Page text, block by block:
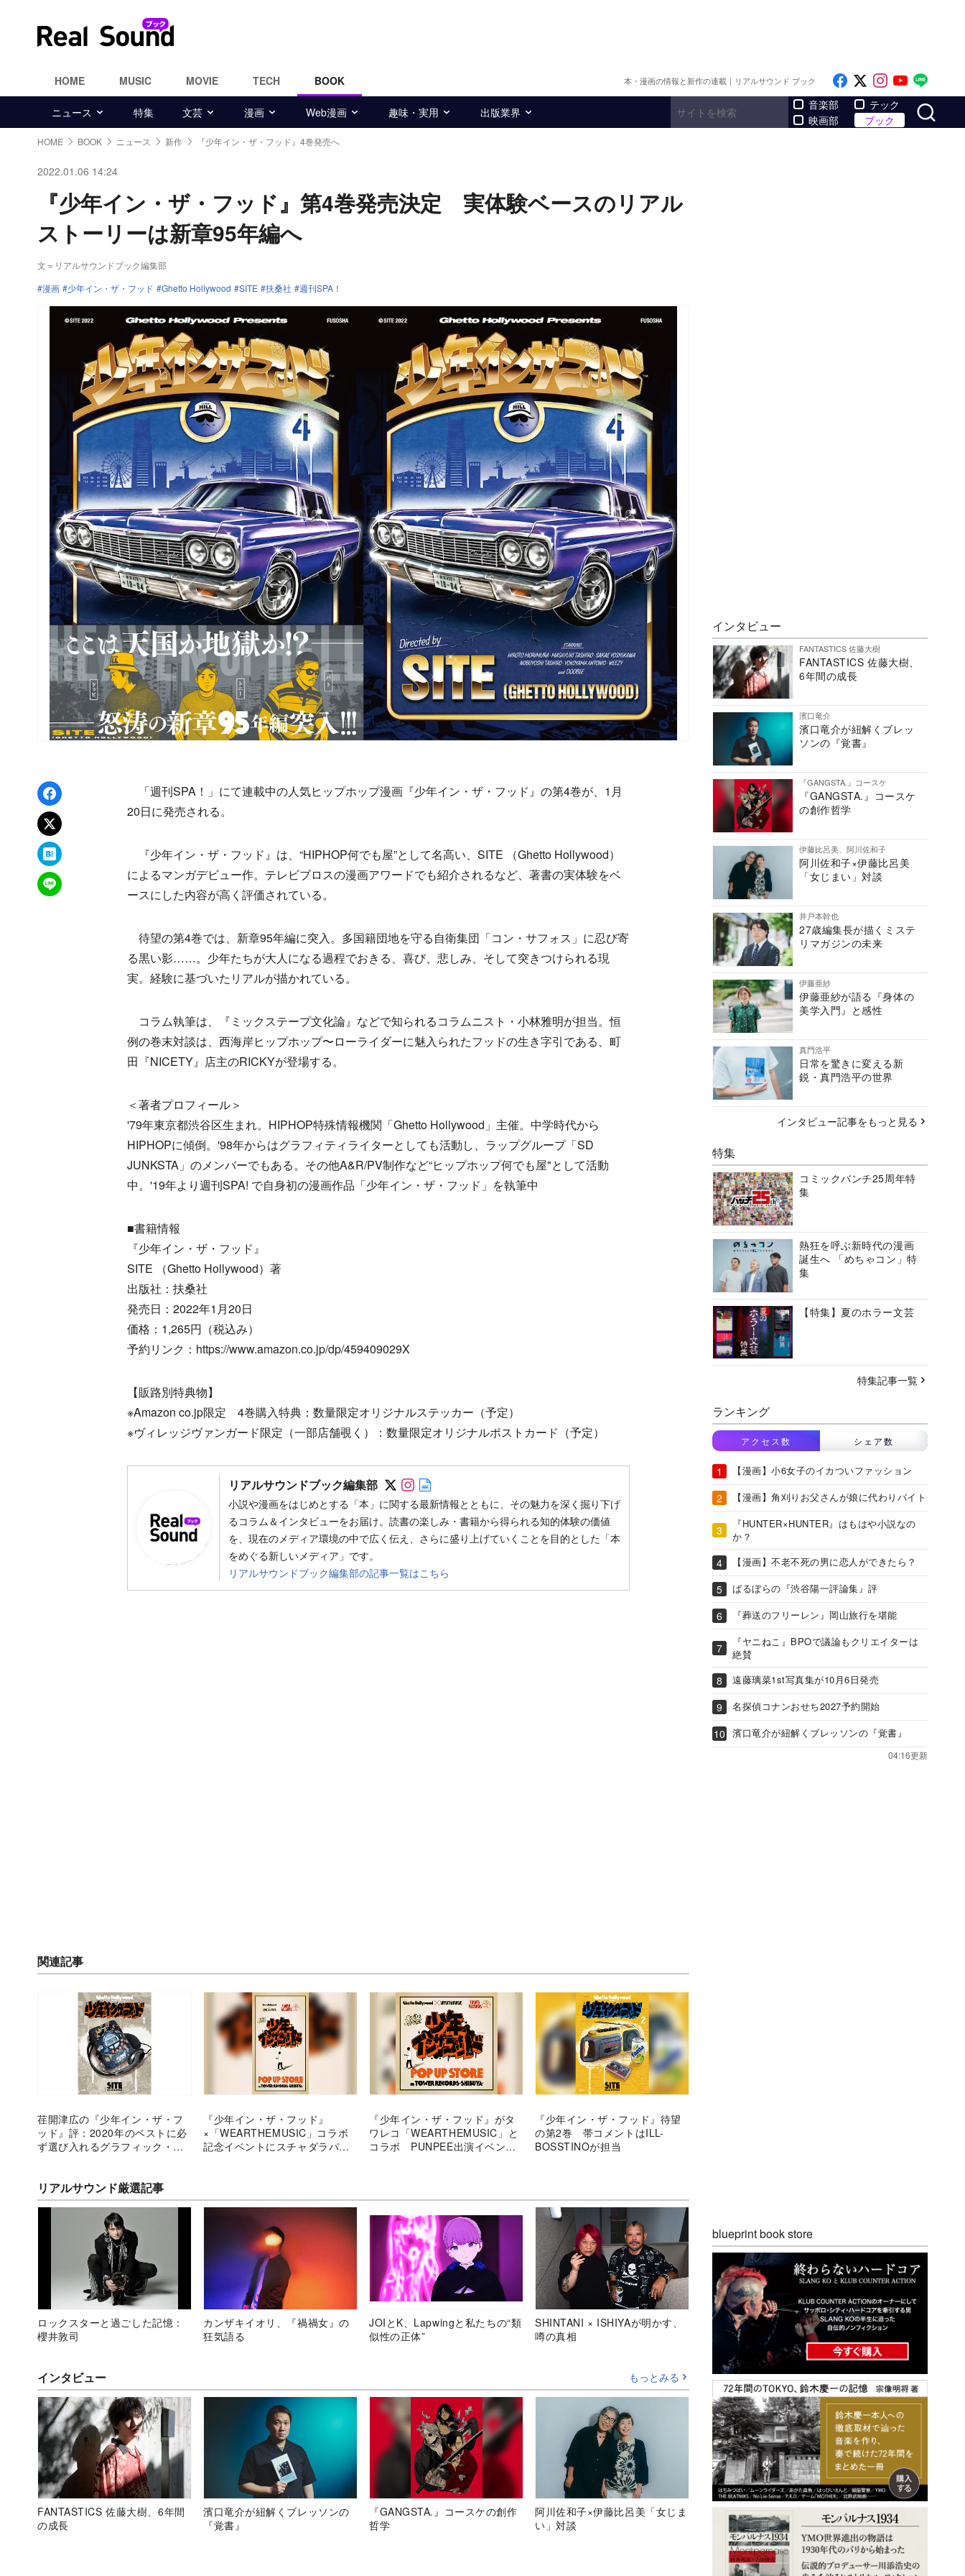
HOME MUSIC MOVIE TECH BOOK 本・漫画の情報と新作の連載｜リアルサウンド ブック Like on Facebook
Follow on x
Follow on
Follow
ニュース 特集 文芸 漫画 Web漫画 趣味・実用 出版業界
音楽部
映画部
テック
ブック
HOME BOOK ニュース 新作 『少年イン・ザ・フッド』4巻発売へ
2022.01.06 14:24
『少年イン・ザ・フッド』第4巻発売決定 実体験ベースのリアル
ストーリーは新章95年編へ
文＝リアルサウンドブック編集部
漫画
少年イン・ザ・フッド Ghetto Hollywood SITE 扶桑社 週刊SPA！
Facebookでシェア
xでポスト
はてなブックマーク
LINEで送る
「週刊SPA！」にて連載中の人気ヒップホップ漫画『少年イン・ザ・フッド』の第4巻が、1月
20日に発売される。
『少年イン・ザ・フッド』は、“HIPHOP何でも屋”として名高い、SITE （Ghetto Hollywood）
によるマンガデビュー作。テレビブロスの漫画アワードでも紹介されるなど、著書の実体験をベ
ースにした内容が高く評価されている。
待望の第4巻では、新章95年編に突入。多国籍団地を守る自衛集団「コン・サフォス」に忍び寄
る黒い影……。少年たちが大人になる過程でおきる、喜び、悲しみ、そして突きつけられる現
実。経験に基づいたリアルが描かれている。
コラム執筆は、『ミックステープ文化論』などで知られるコラムニスト・小林雅明が担当。恒
例の巻末対談は、西海岸ヒップホップ〜ローライダーに魅入られたフッドの生き字引である、町
田『NICETY』店主のRICKYが登場する。
＜著者プロフィール＞
'79年東京都渋谷区生まれ。HIPHOP特殊情報機関「Ghetto Hollywood」主催。中学時代から
HIPHOPに傾倒。'98年からはグラフィティライターとしても活動し、ラップグループ「SD
JUNKSTA」のメンバーでもある。その他A&R/PV制作など“ヒップホップ何でも屋"として活動
中。'19年より週刊SPA! で自身初の漫画作品「少年イン・ザ・フッド」を執筆中
■書籍情報
『少年イン・ザ・フッド』
SITE （Ghetto Hollywood）著
出版社：扶桑社
発売日：2022年1月20日
価格：1,265円（税込み）
予約リンク：https://www.amazon.co.jp/dp/459409029X
【販路別特典物】
※Amazon co.jp限定 4巻購入特典：数量限定オリジナルステッカー（予定）
※ヴィレッジヴァンガード限定（一部店舗覗く）：数量限定オリジナルポストカード（予定）
リアルサウンドブック編集部 Follow on SNS
Follow on SNS
小説や漫画をはじめとする「本」に関する最新情報とともに、その魅力を深く掘り下げ
るコラム＆インタビューをお届け。読書の楽しみ・書籍から得られる知的体験の価値
を、現在のメディア環境の中で広く伝え、さらに盛り上げていくことを目的とした「本
をめぐる新しいメディア」です。
リアルサウンドブック編集部の記事一覧はこちら
関連記事
荏開津広の『少年イン・ザ・フ
ッド』評：2020年のベストに必
ず選び入れるグラフィック・ノ
『少年イン・ザ・フッド』
×「WEARTHEMUSIC」コラボ
記念イベントにスチャダラパ
『少年イン・ザ・フッド』がタ
ワレコ「WEARTHEMUSIC」と
コラボ PUNPEE出演イベント
『少年イン・ザ・フッド』待望
の第2巻 帯コメントはILL-
BOSSTINOが担当
リアルサウンド厳選記事
ロックスターと過ごした記憶：
櫻井敦司
カンザキイオリ、『禍禍女』の
狂気語る
JOIとK、Lapwingと私たちの“類
似性の正体”
SHINTANI × ISHIYAが明かす、
噂の真相
インタビュー もっとみる
FANTASTICS 佐藤大樹、6年間
の成長
濱口竜介が紐解くブレッソンの
『覚書』
『GANGSTA.』コースケの創作
哲学
阿川佐和子×伊藤比呂美「女じま
い」対談
インタビュー
FANTASTICS 佐藤大樹
FANTASTICS 佐藤大樹、
6年間の成長
濱口竜介
濱口竜介が紐解くブレッ
ソンの『覚書』
『GANGSTA.』コースケ
『GANGSTA.』コースケ
の創作哲学
伊藤比呂美、阿川佐和子
阿川佐和子×伊藤比呂美
「女じまい」対談
井戸本幹也
27歳編集長が描くミステ
リマガジンの未来
伊藤亜紗
伊藤亜紗が語る『身体の
美学入門』と感性
真門浩平
日常を驚きに変える新
鋭・真門浩平の世界
インタビュー記事をもっと見る
特集
コミックバンチ25周年特
集
熱狂を呼ぶ新時代の漫画
誕生へ 「めちゃコン」特
集
【特集】夏のホラー文芸
特集記事一覧
ランキング
アクセス数 シェア数
【漫画】小6女子のイカついファッション
【漫画】角刈りお父さんが娘に代わりバイト
『HUNTER×HUNTER』はもはや小説なの
か？
【漫画】不老不死の男に恋人ができたら？
ばるぼらの『渋谷陽一評論集』評
『葬送のフリーレン』岡山旅行を堪能
『ヤニねこ』BPOで議論もクリエイターは
絶賛
遠藤璃菜1st写真集が10月6日発売
名探偵コナンおせち2027予約開始
濱口竜介が紐解くブレッソンの『覚書』
04:16更新
blueprint book store